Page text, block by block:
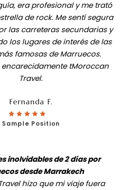
era profesional y me trató
de rock. Me sentí segura
las carreteras secundarias y
los lugares de interés de las
famosas de Marruecos.
encarecidamente tMoroccan
Travel.
Fernanda F.
Sample Position
inolvidables de 2 días por
desde Marrakech
hizo que mi viaje fuera